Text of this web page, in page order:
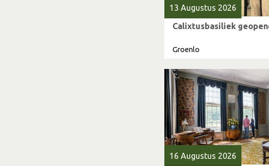
13 Augustus 2026
Calixtusbasiliek
Groenlo
16 Augustus 2026